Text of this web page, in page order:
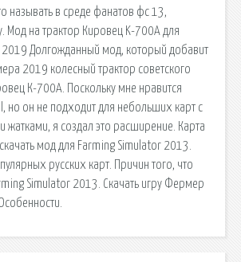
называть в среде фанатов фс 13,
Мод на трактор Кировец K-700A для
Долгожданный мод, который добавит
2019 колесный трактор советского
К-700А. Поскольку мне нравится
но он не подходит для небольших карт с
жатками, я создал это расширение. Карта
мод для Farming Simulator 2013.
русских карт. Причин того, что
Simulator 2013. Скачать игру Фермер